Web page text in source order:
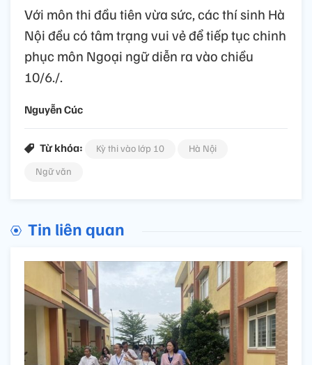
Với môn thi đầu tiên vừa sức, các thí sinh Hà
Nội đều có tâm trạng vui vẻ để tiếp tục chinh
phục môn Ngoại ngữ diễn ra vào chiều
10/6./.
Nguyễn Cúc
Từ khóa: Kỳ thi vào lớp 10
Hà Nội
Ngữ văn
Tin liên quan